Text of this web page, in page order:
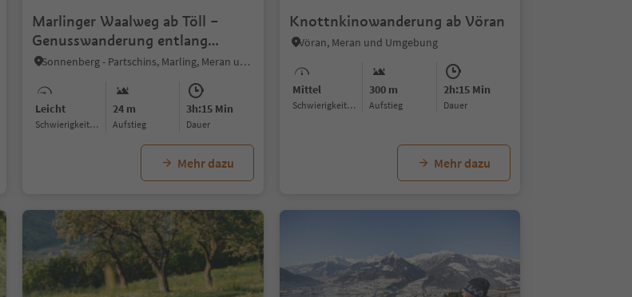
Marlinger Waalweg ab Töll –
Genusswanderung entlang
historischer Wasserläufe
Sonnenberg - Partschins, Marling, Meran und Umgebung
Leicht
Schwierigkeitsgrad
24 m
Aufstieg
3h:15 Min
Dauer
Mehr dazu
Knottnkinowanderung ab Vöran
Vöran, Meran und Umgebung
Mittel
Schwierigkeitsgrad
300 m
Aufstieg
2h:15 Min
Dauer
Mehr dazu